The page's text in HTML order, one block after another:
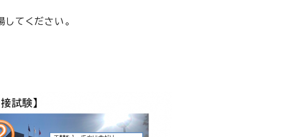
てください。